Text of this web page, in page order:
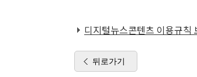
디지털뉴스콘텐츠 이용규칙
뒤로가기